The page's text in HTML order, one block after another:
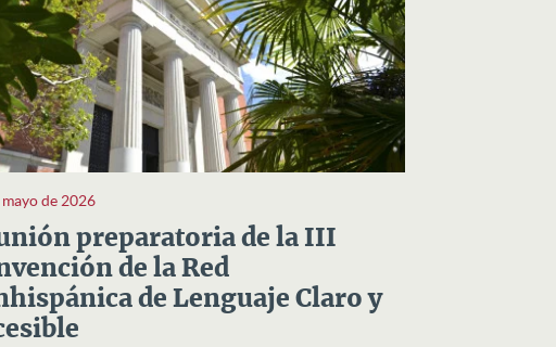
de 2026
preparatoria de la III
de la Red
de Lenguaje Claro y